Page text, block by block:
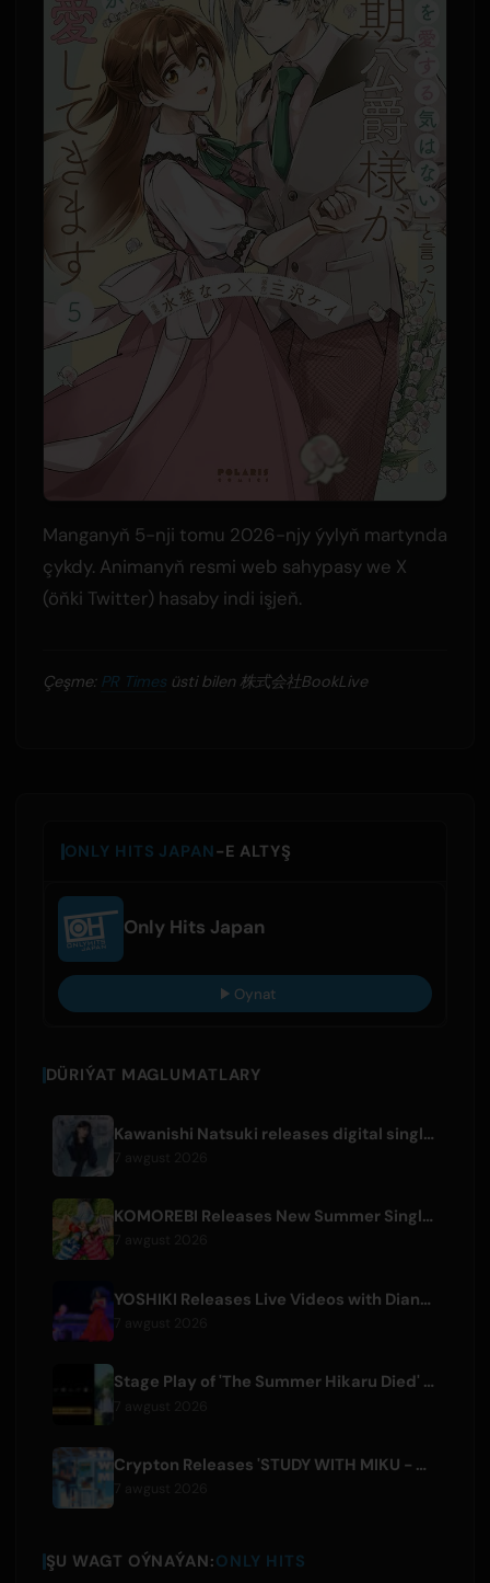
Manganyň 5-nji tomu 2026-njy ýylyň martynda
çykdy. Animanyň resmi web sahypasy we X
(öňki Twitter) hasaby indi işjeň.
Çeşme: PR Timesüsti bilen 株式会社BookLive
ONLY HITS JAPAN-E ALTYŞ
Only Hits Japan
Oynat
DÜRIÝAT MAGLUMATLARY
Kawanishi Natsuki releases digital single 'Sayonara wa Ichiban Kirei na Atashi de'
KOMOREBI Releases New Summer Single 'Letsu Natsu'
YOSHIKI Releases Live Videos with Diana Ross and KORN's Jonathan Davis
Stage Play of 'The Summer Hikaru Died' Streams Globally for Free on ABEMA
Crypton Releases 'STUDY WITH MIKU - part6 -' Instrumental BGM Video
ŞU WAGT OÝNAÝAN:ONLY HITS